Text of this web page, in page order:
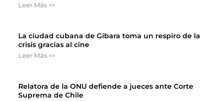
Leer Más >>
La ciudad cubana de Gibara toma un respiro de la
crisis gracias al cine
Leer Más >>
Relatora de la ONU defiende a jueces ante Corte
Suprema de Chile